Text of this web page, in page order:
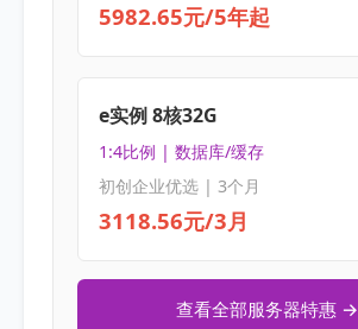
5982.65元/5年起
e实例 8核32G
1:4比例 | 数据库/缓存
初创企业优选 | 3个月
3118.56元/3月
查看全部服务器特惠 →